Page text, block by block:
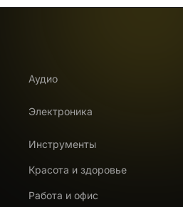
Аудио
Электроника
Инструменты
Красота и здоровье
Работа и офис